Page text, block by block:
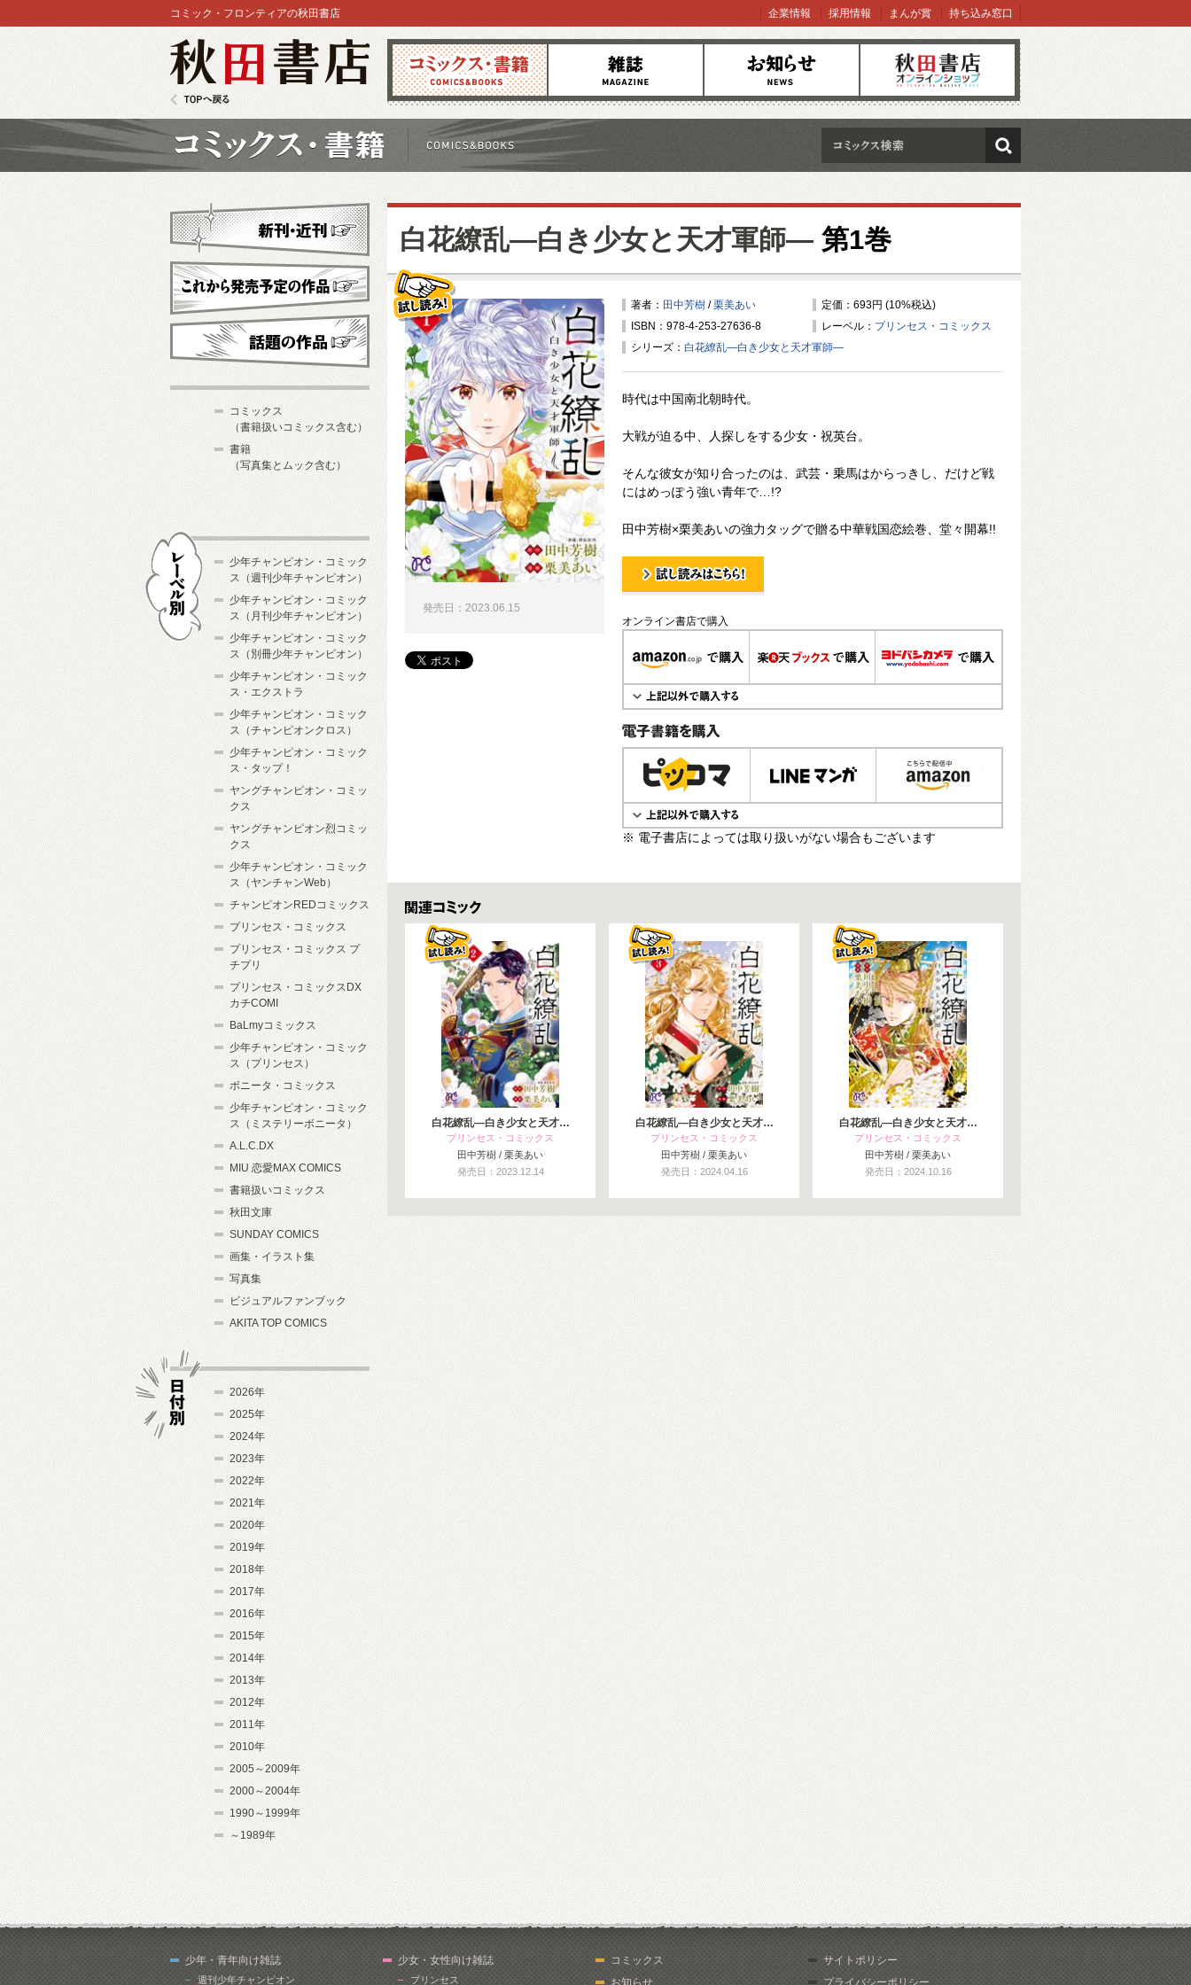
コミックス 雑誌 お知らせ オンラインショップ
コミック・フロンティアの秋田書店 企業情報 採用情報 まんが賞 持ち込み窓口
検索
白花繚乱—白き少女と天才軍師— 第1巻
著者： 田中芳樹 /栗美あい
定価：693円 (10%税込)
ISBN：978-4-253-27636-8
レーベル： プリンセス・コミックス
シリーズ： 白花繚乱—白き少女と天才軍師—
時代は中国南北朝時代。
大戦が迫る中、人探しをする少女・祝英台。
そんな彼女が知り合ったのは、武芸・乗馬はからっきし、だけど戦
にはめっぽう強い青年で…!?
田中芳樹×栗美あいの強力タッグで贈る中華戦国恋絵巻、堂々開幕!!
試し読み！
オンライン書店で購入
電子書籍で購入
※ 電子書店によっては取り扱いがない場合もございます
発売日：2023.06.15
関連コミックス
白花繚乱—白き少女と天才…
プリンセス・コミックス
田中芳樹 / 栗美あい
発売日：2023.12.14
白花繚乱—白き少女と天才…
プリンセス・コミックス
田中芳樹 / 栗美あい
発売日：2024.04.16
白花繚乱—白き少女と天才…
プリンセス・コミックス
田中芳樹 / 栗美あい
発売日：2024.10.16
新刊・近刊
これから発売予定
コミックス
（書籍扱いコミックス含む）
書籍
（写真集とムック含む）
少年チャンピオン・コミック
ス（週刊少年チャンピオン）
少年チャンピオン・コミック
ス（月刊少年チャンピオン）
少年チャンピオン・コミック
ス（別冊少年チャンピオン）
少年チャンピオン・コミック
ス・エクストラ
少年チャンピオン・コミック
ス（チャンピオンクロス）
少年チャンピオン・コミック
ス・タップ！
ヤングチャンピオン・コミッ
クス
ヤングチャンピオン烈コミッ
クス
少年チャンピオン・コミック
ス（ヤンチャンWeb）
チャンピオンREDコミックス
プリンセス・コミックス
プリンセス・コミックス プ
チプリ
プリンセス・コミックスDX
カチCOMI
BaLmyコミックス
少年チャンピオン・コミック
ス（プリンセス）
ボニータ・コミックス
少年チャンピオン・コミック
ス（ミステリーボニータ）
A.L.C.DX
MIU 恋愛MAX COMICS
書籍扱いコミックス
秋田文庫
SUNDAY COMICS
画集・イラスト集
写真集
ビジュアルファンブック
AKITA TOP COMICS
2026年
2025年
2024年
2023年
2022年
2021年
2020年
2019年
2018年
2017年
2016年
2015年
2014年
2013年
2012年
2011年
2010年
2005～2009年
2000～2004年
1990～1999年
～1989年
少年・青年向け雑誌
週刊少年チャンピオン
少女・女性向け雑誌
プリンセス
コミックス
お知らせ
サイトポリシー
プライバシーポリシー